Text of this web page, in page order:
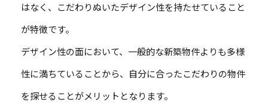
はなく、こだわりぬいたデザイン性を持たせていること
が特徴です。
デザイン性の面において、一般的な新築物件よりも多様
性に満ちていることから、自分に合ったこだわりの物件
を探せることがメリットとなります。